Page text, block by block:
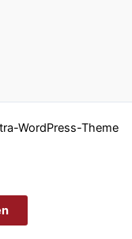
WordPress-Theme